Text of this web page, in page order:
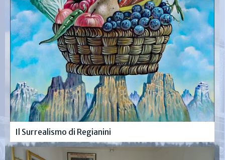
Il Surrealismo di Regianini